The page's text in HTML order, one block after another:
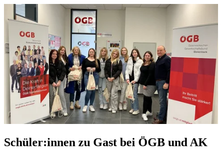
Schüler:innen zu Gast bei ÖGB und AK